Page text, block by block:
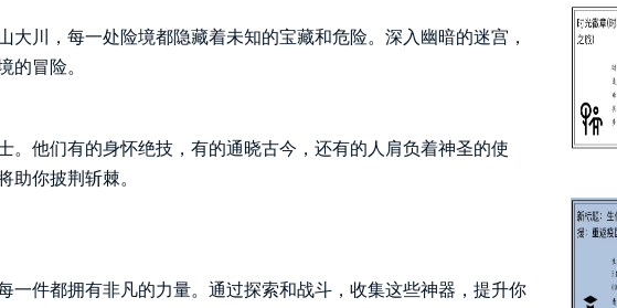
大川，每一处险境都隐藏着未知的宝藏和危险。深入幽暗的迷宫，
冒险。
。他们有的身怀绝技，有的通晓古今，还有的人肩负着神圣的使
你披荆斩棘。
一件都拥有非凡的力量。通过探索和战斗，收集这些神器，提升你